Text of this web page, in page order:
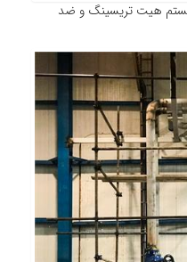
هیت تریسینگ و ضد